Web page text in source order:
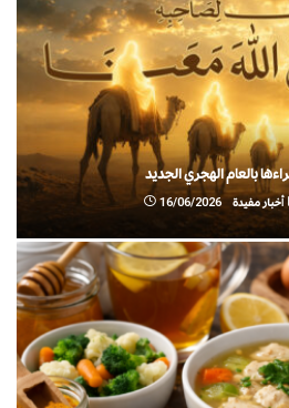
بالعام الهجري الجديد
أخبار مفيدة 16/06/2026